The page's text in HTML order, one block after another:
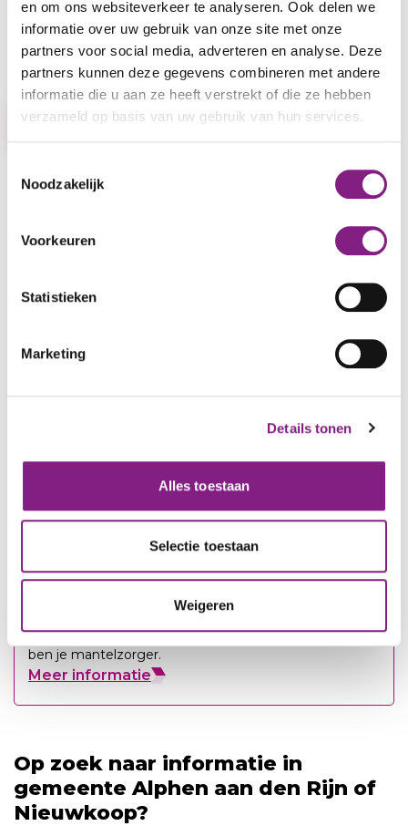
en om ons websiteverkeer te analyseren. Ook delen we
informatie over uw gebruik van onze site met onze
partners voor social media, adverteren en analyse. Deze
partners kunnen deze gegevens combineren met andere
informatie die u aan ze heeft verstrekt of die ze hebben
verzameld op basis van uw gebruik van hun services.
Noodzakelijk
Voorkeuren
Statistieken
Marketing
Details tonen
Alles toestaan
Selectie toestaan
Weigeren
onderwerp. Dit deskundige platform behandelt
allerlei vragen rondom mantelzorg en dementie.
Liever bellen? Dat kan naar deDementieLijn.
Neem contact op met Tom in de buurt
Zorg je langdurig voor iemand met dementie? Dan
ben je mantelzorger.
Meer informatie
Op zoek naar informatie in
gemeente Alphen aan den Rijn of
Nieuwkoop?